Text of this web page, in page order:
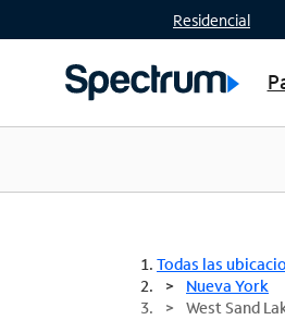
Residencial
Todas las
Nueva York
West Sand